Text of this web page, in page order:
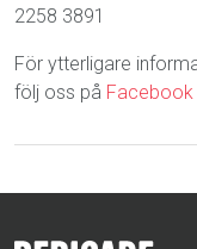
2258 3891
För ytterligare
följ oss på Facebook